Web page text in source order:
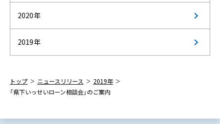
2020年
2019年
トップ ニュースリリース
2019年
「県下いっせいローン相談会」のご案内